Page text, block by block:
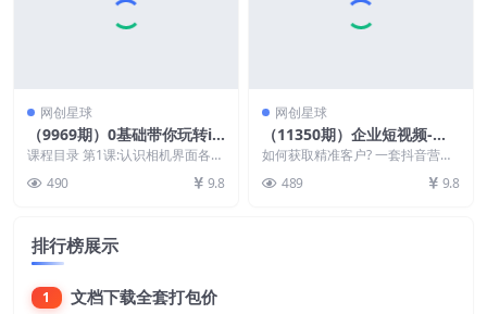
网创星球
（9969期）0基础带你玩转iP
hone手机摄影功能，适用大
部分苹果手机（12节视频
课）
课程目录 第1课:认识相机界面各项
业拍...
490 9.8
网创星球
（11350期）企业短视频-直
播运营团队打造课，手把手带
你从0-1 搭建运营团队-15节
如何获取精准客户? 一套抖音营销
持续获客 课...
489 9.8
排行榜展示
1 文档下载全套打包价